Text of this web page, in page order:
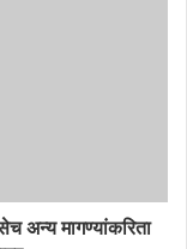
अन्य मागण्यांकरिता